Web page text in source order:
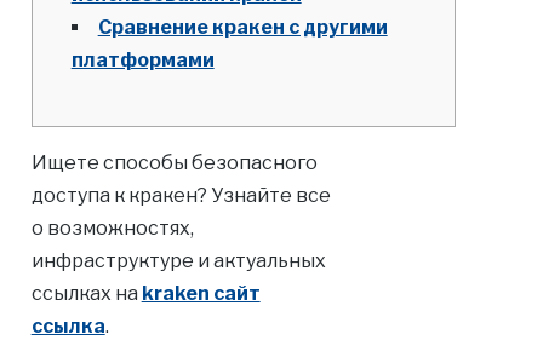
Сравнение кракен с другими
платформами
Ищете способы безопасного
доступа к кракен? Узнайте все
о возможностях,
инфраструктуре и актуальных
ссылках на kraken сайт
ссылка.